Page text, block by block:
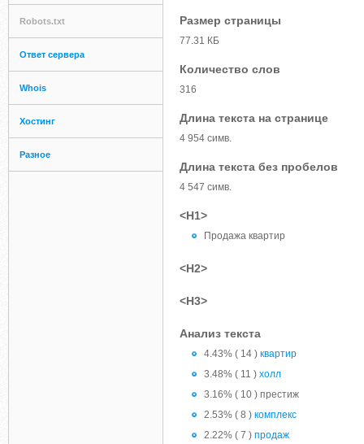
Robots.txt
Ответ сервера
Whois
Хостинг
Разное
Размер страницы
77.31 КБ
Количество слов
316
Длина текста на странице
4 954 симв.
Длина текста без пробелов
4 547 симв.
<H1>
Продажа квартир
<H2>
<H3>
Анализ текста
4.43% ( 14 ) квартир
3.48% ( 11 ) холл
3.16% ( 10 ) престиж
2.53% ( 8 ) комплекс
2.22% ( 7 ) продаж